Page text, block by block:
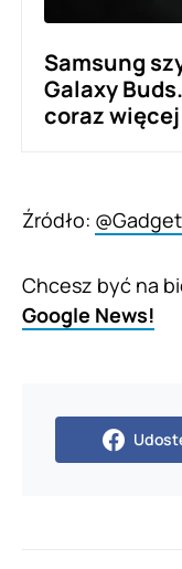
Samsung
Galaxy
coraz więcej
Źródło:
Chcesz być na
Google News!